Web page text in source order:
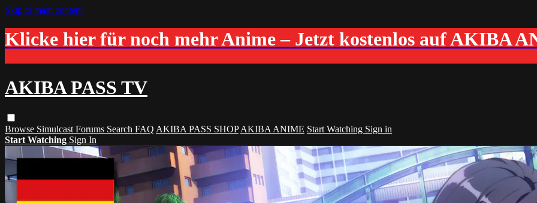
Skip to main content
Klicke hier für noch mehr Anime – Jetzt kostenlos auf AKIBA
AKIBA PASS TV
Browse Simulcast Forums Search FAQ AKIBA PASS SHOP AKIBA ANIME Start Watching Sign in
Start Watching Sign In